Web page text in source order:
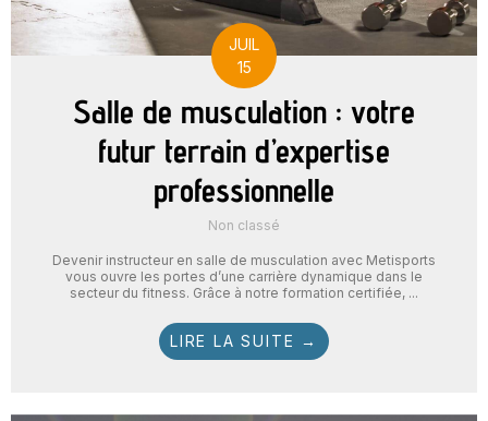
JUIL
15
Salle de musculation : votre
futur terrain d’expertise
professionnelle
Non classé
Devenir instructeur en salle de musculation avec Metisports
vous ouvre les portes d’une carrière dynamique dans le
secteur du fitness. Grâce à notre formation certifiée, ...
LIRE LA SUITE →